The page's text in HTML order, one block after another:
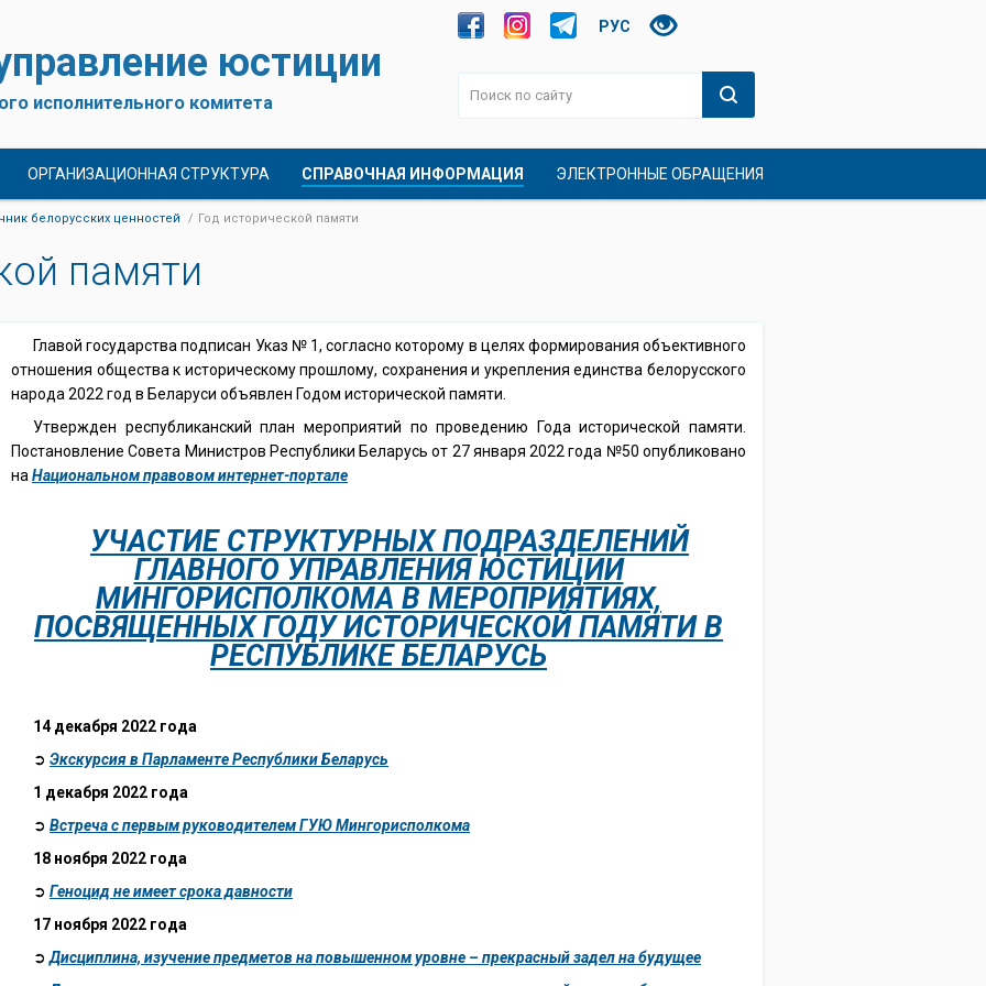
юстиции
исполнительного комитета
РУС
ОРГАНИЗАЦИОННАЯ СТРУКТУРА СПРАВОЧНАЯ ИНФОРМАЦИЯ ЭЛЕКТРОННЫЕ ОБРАЩЕНИЯ
белорусских ценностей Год исторической памяти
памяти
Главой государства подписан Указ № 1, согласно которому в целях формирования объективного
отношения общества к историческому прошлому, сохранения и укрепления единства белорусского
народа 2022 год в Беларуси объявлен Годом исторической памяти.
Утвержден республиканский план мероприятий по проведению Года исторической памяти.
Постановление Совета Министров Республики Беларусь от 27 января 2022 года №50 опубликовано
на Национальном правовом интернет-портале
УЧАСТИЕ СТРУКТУРНЫХ ПОДРАЗДЕЛЕНИЙ
ГЛАВНОГО УПРАВЛЕНИЯ ЮСТИЦИИ
МИНГОРИСПОЛКОМА В МЕРОПРИЯТИЯХ,
ПОСВЯЩЕННЫХ ГОДУ ИСТОРИЧЕСКОЙ ПАМЯТИ В
РЕСПУБЛИКЕ БЕЛАРУСЬ
14 декабря 2022 года
➲ Экскурсия в Парламенте Республики Беларусь
1 декабря 2022 года
➲ Встреча с первым руководителем ГУЮ Мингорисполкома
18 ноября 2022 года
➲ Геноцид не имеет срока давности
17 ноября 2022 года
➲Дисциплина, изучение предметов на повышенном уровне – прекрасный задел на будущее